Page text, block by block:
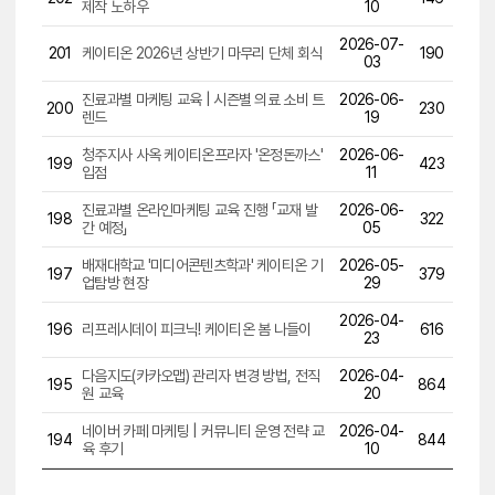
제작 노하우 10
201 케이티온 2026년 상반기 마무리 단체 회식
2026-07-
03
190
200 진료과별 마케팅 교육 | 시즌별 의료 소비 트
렌드
2026-06-
19
230
199
청주지사 사옥 케이티온프라자 '온정돈까스'
입점
2026-06-
11
423
198
진료과별 온라인마케팅 교육 진행 「교재 발
간 예정」
2026-06-
05
322
197
배재대학교 '미디어콘텐츠학과' 케이티온 기
업탐방 현장
2026-05-
29
379
196 리프레시데이 피크닉! 케이티온 봄 나들이
2026-04-
23
616
195
다음지도(카카오맵) 관리자 변경 방법, 전직
원 교육
2026-04-
20
864
194
네이버 카페 마케팅 | 커뮤니티 운영 전략 교
육 후기
2026-04-
10
844